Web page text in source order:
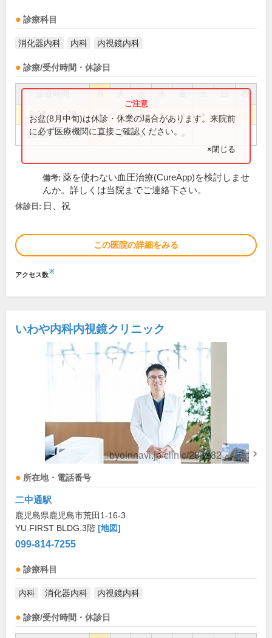
診療科目
消化器内科 内科 内視鏡内科
診療/受付時間・休診日
祝
9:00～12:30 ● ● ● ● ●
15:30～18:00 ● ● ●
お盆(8月中旬)は休診・休業の場合があります。来院前
に必ず医療機関に直接ご確認ください。
×閉じる
備考: 薬を使わない血圧治療(CureApp)を検討しませ
んか。詳しくは当院までご連絡下さい。
休診日: 日、祝
この医院の詳細をみる
アクセス数※
いわや内科内視鏡クリニック
所在地・電話番号
二中通駅
鹿児島県鹿児島市荒田1-16-3
YU FIRST BLDG.3階 [地図]
099-814-7255
診療科目
内科 消化器内科 内視鏡内科
診療/受付時間・休診日